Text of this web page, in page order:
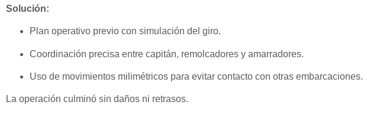
Solución:
Plan operativo previo con simulación del giro.
Coordinación precisa entre capitán, remolcadores y amarradores.
Uso de movimientos milimétricos para evitar contacto con otras embarcaciones.
La operación culminó sin daños ni retrasos.